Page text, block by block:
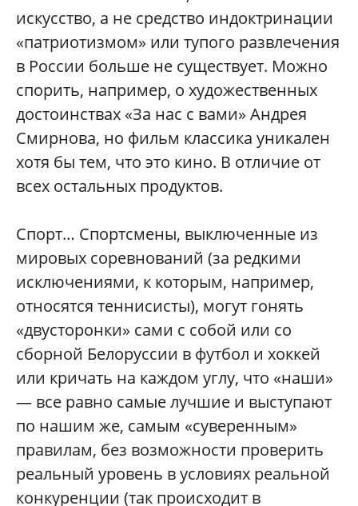
искусство, а не средство индоктринации
«патриотизмом» или тупого развлечения
в России больше не существует. Можно
спорить, например, о художественных
достоинствах «За нас с вами» Андрея
Смирнова, но фильм классика уникален
хотя бы тем, что это кино. В отличие от
всех остальных продуктов.
Спорт… Спортсмены, выключенные из
мировых соревнований (за редкими
исключениями, к которым, например,
относятся теннисисты), могут гонять
«двусторонки» сами с собой или со
сборной Белоруссии в футбол и хоккей
или кричать на каждом углу, что «наши»
— все равно самые лучшие и выступают
по нашим же, самым «суверенным»
правилам, без возможности проверить
реальный уровень в условиях реальной
конкуренции (так происходит в